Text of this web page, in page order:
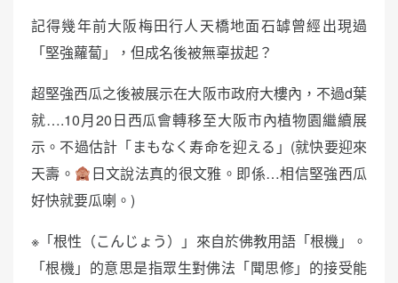
記得幾年前大阪梅田行人天橋地面石罅曾經出現過
「堅強蘿蔔」，但成名後被無辜拔起？
超堅強西瓜之後被展示在大阪市政府大樓內，不過d葉
就….10月20日西瓜會轉移至大阪市內植物園繼續展
示。不過估計「まもなく寿命を迎える」(就快要迎來
天壽。
日文說法真的很文雅。即係…相信堅強西瓜
好快就要瓜喇。)
※「根性（こんじょう）」來自於佛教用語「根機」。
「根機」的意思是指眾生對佛法「聞思修」的接受能